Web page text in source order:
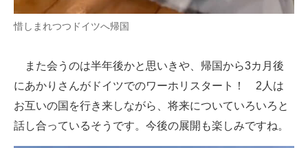
惜しまれつつドイツへ帰国
また会うのは半年後かと思いきや、帰国から3カ月後
にあかりさんがドイツでのワーホリスタート！ 2人は
お互いの国を行き来しながら、将来についていろいろと
話し合っているそうです。今後の展開も楽しみですね。